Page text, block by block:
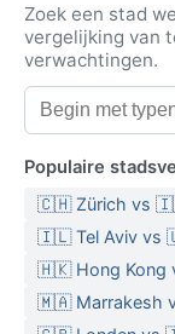
de Midlands.
Het klimaat valt
een gematigd
temperaturen
Regen valt het
700 millimeter
hoog. De lente
met zachte
paraplu en een
laagjes voor de
Zoek een stad
vergelijking van
verwachtingen.
Populaire
🇨🇭 Zürich vs
🇮🇱 Tel Aviv vs
🇭🇰 Hong Kong
🇲🇦 Marrakesh